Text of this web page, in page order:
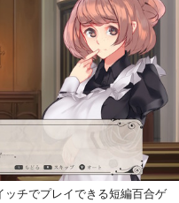
チでプレイできる短編百合ゲ